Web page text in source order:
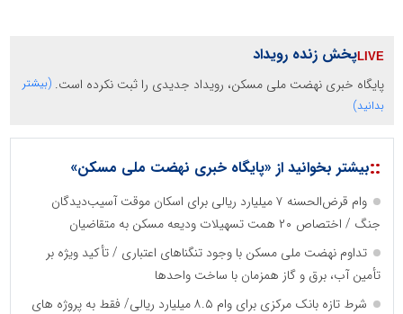
پخش زنده رویداد
پایگاه خبری نهضت ملی مسکن، رویداد جدیدی را ثبت نکرده است. (بیشتر
بدانید)
::بیشتر بخوانید از «پایگاه خبری نهضت ملی مسکن»
وام قرض‌الحسنه ۷ میلیارد ریالی برای اسکان موقت آسیب‌دیدگان
جنگ / اختصاص ۲۰ همت تسهیلات ودیعه مسکن به متقاضیان
تداوم نهضت ملی مسکن با وجود تنگناهای اعتباری / تأکید ویژه بر
تأمین آب، برق و گاز همزمان با ساخت واحدها
شرط تازه بانک مرکزی برای وام ۸.۵ میلیارد ریالی/ فقط به پروژه های